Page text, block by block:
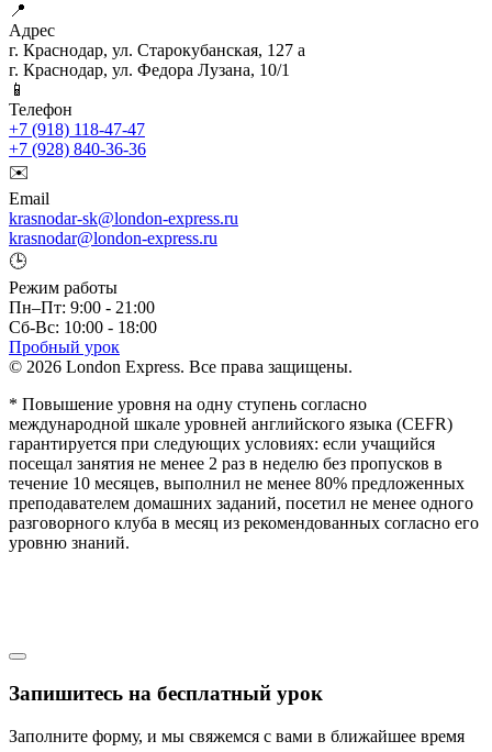
📍
Адрес
г. Краснодар, ул. Старокубанская, 127 а
г. Краснодар, ул. Федора Лузана, 10/1
📱
Телефон
+7 (918) 118-47-47
+7 (928) 840-36-36
✉️
Email
krasnodar-sk@london-express.ru
krasnodar@london-express.ru
🕒
Режим работы
Пн–Пт: 9:00 - 21:00
Сб-Вс: 10:00 - 18:00
Пробный урок
© 2026 London Express. Все права защищены.
* Повышение уровня на одну ступень согласно
международной шкале уровней английского языка (CEFR)
гарантируется при следующих условиях: если учащийся
посещал занятия не менее 2 раз в неделю без пропусков в
течение 10 месяцев, выполнил не менее 80% предложенных
преподавателем домашних заданий, посетил не менее одного
разговорного клуба в месяц из рекомендованных согласно его
уровню знаний.
Запишитесь на бесплатный урок
Заполните форму, и мы свяжемся с вами в ближайшее время